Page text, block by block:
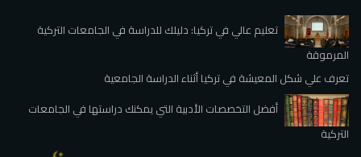
تعليم عالي في تركيا: دليلك للدراسة في الجامعات التركية
المرموقة
تعرف علي شكل المعيشة في تركيا أثناء الدراسة الجامعية
أفضل التخصصات الأدبية التي يمكنك دراستها في الجامعات
التركية